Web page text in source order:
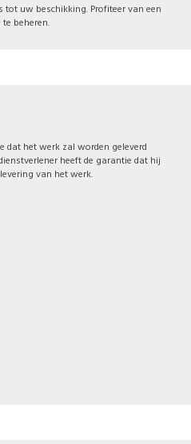
tot uw beschikking. Profiteer van een
beheren.
dat het werk zal worden geleverd
heeft de garantie dat hij
van het werk.